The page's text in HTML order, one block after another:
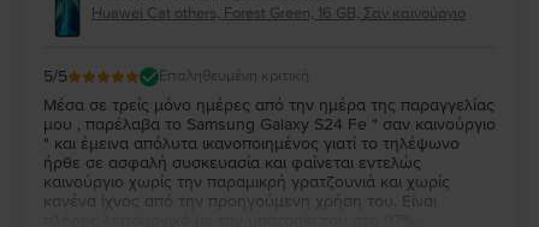
Huawei Cat others, Forest Green, 16 GB, Σαν καινούργιο
5/5 Επαληθευμένη κριτική
Μέσα σε τρείς μόνο ημέρες από την ημέρα της παραγγελίας
μου , παρέλαβα το Samsung Galaxy S24 Fe " σαν καινούργιο
" και έμεινα απόλυτα ικανοποιημένος γιατί το τηλέψωνο
ήρθε σε ασφαλή συσκευασία και φαίνεται εντελώς
καινούργιο χωρίς την παραμικρή γρατζουνιά και χωρίς
κανένα ίχνος από την προηγούμενη χρήση του. Είναι